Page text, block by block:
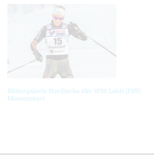
Bildergalerie Nordische Ski-WM Lahti (FIN)
Massenstart